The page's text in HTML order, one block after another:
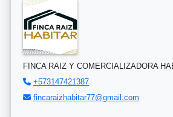
FINCA RAIZ Y COMERCIALIZADORA
+573147421387
fincaraizhabitar77@gmail.com